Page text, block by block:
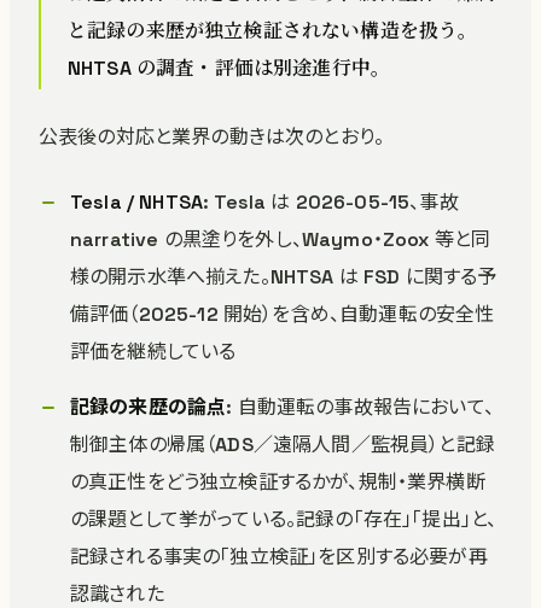
と記録の来歴が独立検証されない構造を扱う。
NHTSA の調査・評価は別途進行中。
公表後の対応と業界の動きは次のとおり。
Tesla / NHTSA: Tesla は 2026-05-15、事故
narrative の黒塗りを外し、Waymo・Zoox 等と同
様の開示水準へ揃えた。NHTSA は FSD に関する予
備評価（2025-12 開始）を含め、自動運転の安全性
評価を継続している
記録の来歴の論点: 自動運転の事故報告において、
制御主体の帰属（ADS／遠隔人間／監視員）と記録
の真正性をどう独立検証するかが、規制・業界横断
の課題として挙がっている。記録の「存在」「提出」と、
記録される事実の「独立検証」を区別する必要が再
認識された